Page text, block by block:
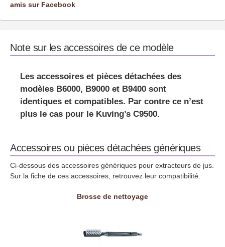
amis sur Facebook
Note sur les accessoires de ce modèle
Les accessoires et pièces détachées des
modèles B6000, B9000 et B9400 sont
identiques et compatibles. Par contre ce n’est
plus le cas pour le Kuving’s C9500.
Accessoires ou pièces détachées génériques
Ci-dessous des accessoires génériques pour extracteurs de jus.
Sur la fiche de ces accessoires, retrouvez leur compatibilité.
Brosse de nettoyage